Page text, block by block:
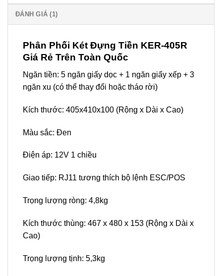
ĐÁNH GIÁ (1)
Phân Phối Két Đựng Tiền KER-405R
Giá Rẻ Trên Toàn Quốc
Ngăn tiền: 5 ngăn giấy dọc + 1 ngăn giấy xếp + 3
ngăn xu (có thể thay đổi hoặc tháo rời)
Kích thước: 405x410x100 (Rộng x Dài x Cao)
Màu sắc: Đen
Điện áp: 12V 1 chiều
Giao tiếp: RJ11 tương thích bộ lệnh ESC/POS
Trọng lượng ròng: 4,8kg
Kích thước thùng: 467 x 480 x 153 (Rộng x Dài x
Cao)
Trọng lượng tịnh: 5,3kg